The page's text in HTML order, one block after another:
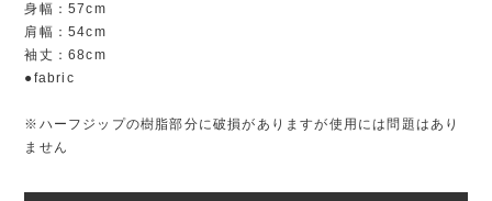
身幅：57cm
肩幅：54cm
袖丈：68cm
●fabric
※ハーフジップの樹脂部分に破損がありますが使用には問題はあり
ません